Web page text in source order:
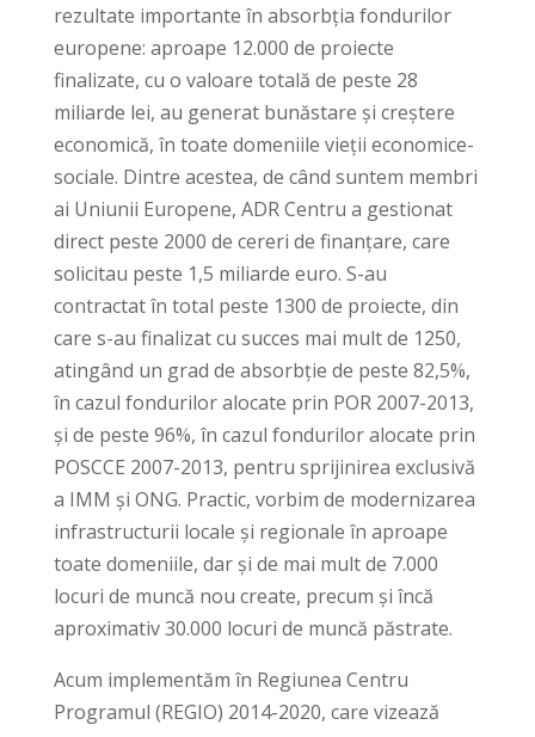
rezultate importante în absorbția fondurilor
europene: aproape 12.000 de proiecte
finalizate, cu o valoare totală de peste 28
miliarde lei, au generat bunăstare și creștere
economică, în toate domeniile vieții economice-
sociale. Dintre acestea, de când suntem membri
ai Uniunii Europene, ADR Centru a gestionat
direct peste 2000 de cereri de finanțare, care
solicitau peste 1,5 miliarde euro. S-au
contractat în total peste 1300 de proiecte, din
care s-au finalizat cu succes mai mult de 1250,
atingând un grad de absorbție de peste 82,5%,
în cazul fondurilor alocate prin POR 2007-2013,
și de peste 96%, în cazul fondurilor alocate prin
POSCCE 2007-2013, pentru sprijinirea exclusivă
a IMM și ONG. Practic, vorbim de modernizarea
infrastructurii locale și regionale în aproape
toate domeniile, dar și de mai mult de 7.000
locuri de muncă nou create, precum și încă
aproximativ 30.000 locuri de muncă păstrate.
Acum implementăm în Regiunea Centru
Programul (REGIO) 2014-2020, care vizează